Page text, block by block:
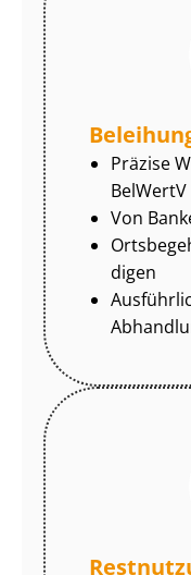
Präzise
BelWertV
Von
di­gen